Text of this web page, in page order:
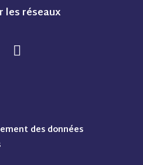
les réseaux
u
i des données